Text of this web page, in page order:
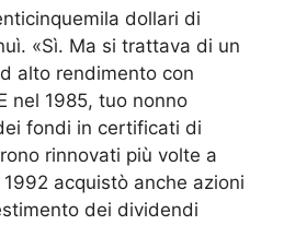
dollari di
«Sì. Ma si trattava di un
alto rendimento con
nel 1985, tuo nonno
fondi in certificati di
rinnovati più volte a
acquistò anche azioni
dei dividendi